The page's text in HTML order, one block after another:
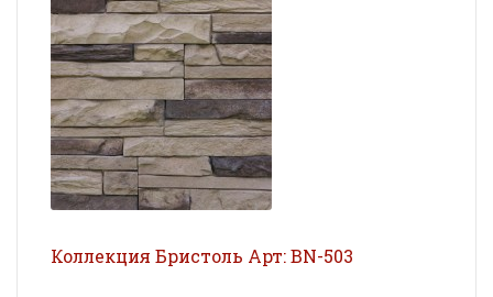
Коллекция Бристоль Арт: BN-503